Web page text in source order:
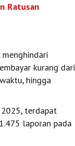
Ratusan
kurang dari
hingga
terdapat
laporan pada